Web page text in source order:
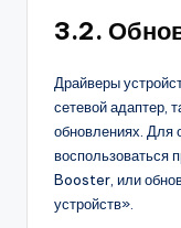
3.2.
Драйверы
сетевой адаптер,
обновлениях. Для
воспользоваться
Booster, или
устройств».